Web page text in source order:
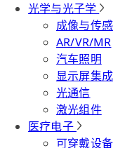
光学与光子学
成像与传感
AR/VR/MR
汽车照明
显示屏集成
光通信
激光组件
医疗电子
可穿戴设备